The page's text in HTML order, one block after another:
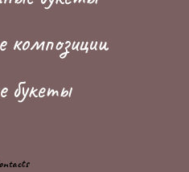
композиции
букеты